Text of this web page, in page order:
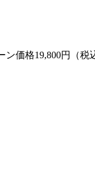
価格19,800円（税